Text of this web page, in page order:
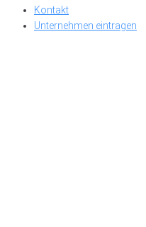
Kontakt
Unternehmen eintragen